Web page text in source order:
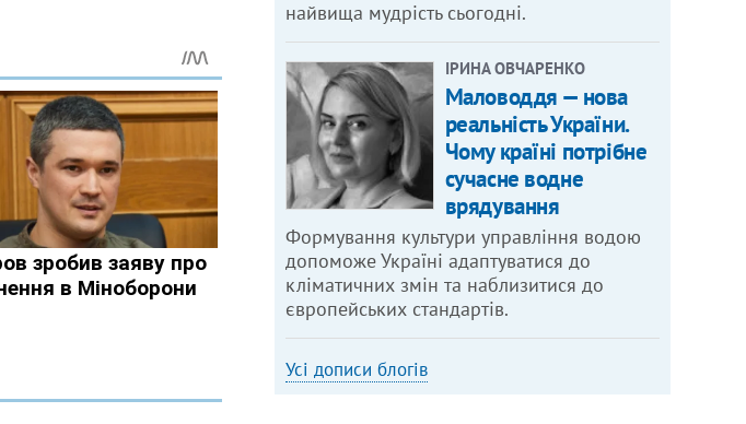
найвища мудрість сьогодні.
ІРИНА ОВЧАРЕНКО
Маловоддя — нова
реальність України.
Чому країні потрібне
сучасне водне
врядування
Формування культури управління водою
допоможе Україні адаптуватися до
кліматичних змін та наблизитися до
європейських стандартів.
Усі дописи блогів